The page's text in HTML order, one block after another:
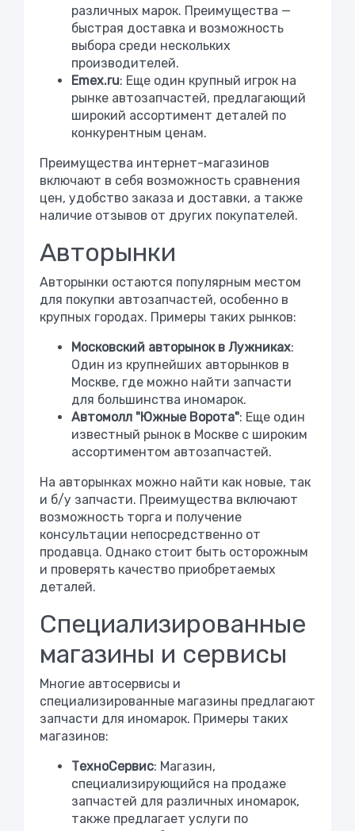
различных марок. Преимущества —
быстрая доставка и возможность
выбора среди нескольких
производителей.
Emex.ru: Еще один крупный игрок на
рынке автозапчастей, предлагающий
широкий ассортимент деталей по
конкурентным ценам.
Преимущества интернет-магазинов
включают в себя возможность сравнения
цен, удобство заказа и доставки, а также
наличие отзывов от других покупателей.
Авторынки
Авторынки остаются популярным местом
для покупки автозапчастей, особенно в
крупных городах. Примеры таких рынков:
Московский авторынок в Лужниках:
Один из крупнейших авторынков в
Москве, где можно найти запчасти
для большинства иномарок.
Автомолл "Южные Ворота": Еще один
известный рынок в Москве с широким
ассортиментом автозапчастей.
На авторынках можно найти как новые, так
и б/у запчасти. Преимущества включают
возможность торга и получение
консультации непосредственно от
продавца. Однако стоит быть осторожным
и проверять качество приобретаемых
деталей.
Специализированные
магазины и сервисы
Многие автосервисы и
специализированные магазины предлагают
запчасти для иномарок. Примеры таких
магазинов:
ТехноСервис: Магазин,
специализирующийся на продаже
запчастей для различных иномарок,
также предлагает услуги по